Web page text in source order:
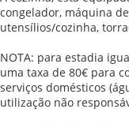
congelador, máquina
utensílios/cozinha,
NOTA: para estadia
uma taxa de 80€ para
serviços domésticos
utilização não